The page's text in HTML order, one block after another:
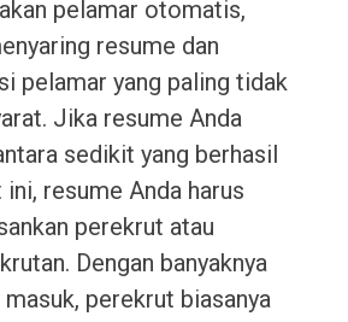
pelamar otomatis,
resume dan
pelamar yang paling tidak
Jika resume Anda
sedikit yang berhasil
resume Anda harus
perekrut atau
Dengan banyaknya
masuk, perekrut biasanya